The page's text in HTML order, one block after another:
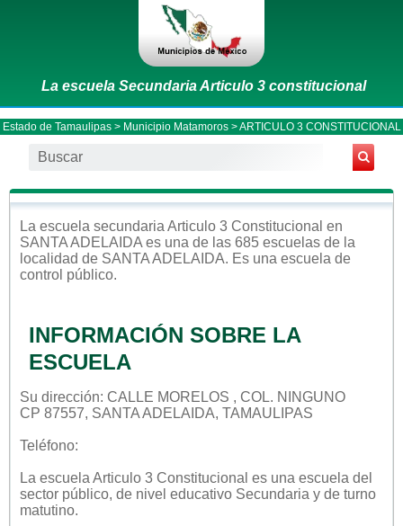
La escuela Secundaria Articulo 3 constitucional
Estado de Tamaulipas> Municipio Matamoros> ARTICULO 3 CONSTITUCIONAL
La escuela secundaria Articulo 3 Constitucional en
SANTA ADELAIDA es una de las 685 escuelas de la
localidad de SANTA ADELAIDA. Es una escuela de
control público.
INFORMACIÓN SOBRE LA
ESCUELA
Su dirección: CALLE MORELOS , COL. NINGUNO
CP 87557, SANTA ADELAIDA, TAMAULIPAS
Teléfono:
La escuela Articulo 3 Constitucional es una escuela del
sector público, de nivel educativo Secundaria y de turno
matutino.